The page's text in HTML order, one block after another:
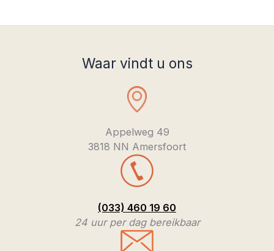
Waar vindt u ons
Appelweg 49
3818 NN Amersfoort
(033) 460 19 60
24 uur per dag bereikbaar